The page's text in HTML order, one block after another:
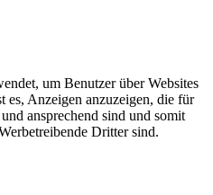
um Benutzer über Websites
Anzeigen anzuzeigen, die für
ansprechend sind und somit
Dritter sind.